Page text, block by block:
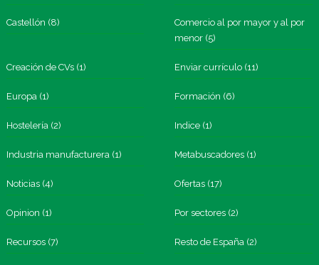
Castellón (8)
Comercio al por mayor y al por
menor (5)
Creación de CVs(1) Enviar currículo (11)
Europa(1) Formación (6)
Hostelería(2) Indice (1)
Industria manufacturera(1) Metabuscadores (1)
Noticias(4) Ofertas (17)
Opinion (1) Por sectores (2)
Recursos(7) Resto de España (2)